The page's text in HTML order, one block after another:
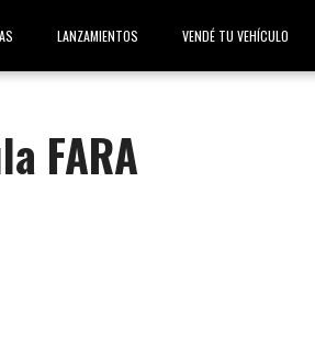
LANZAMIENTOS VENDÉ TU VEHÍCULO
FARA